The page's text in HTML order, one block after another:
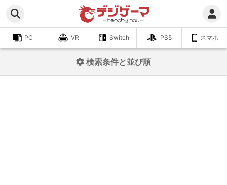
PC VR Switch PS5 スマホ
検索条件と並び順